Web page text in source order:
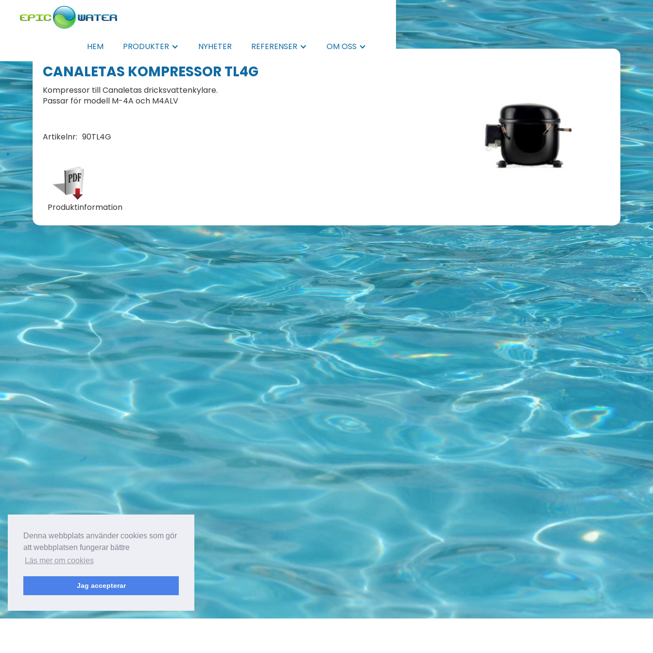
Denna webbplats använder cookies som gör
att webbplatsen fungerar bättre
Läs mer om cookies
Jag accepterar
HEM PRODUKTER NYHETER REFERENSER OM OSS
CANALETAS KOMPRESSOR TL4G
Kompressor till Canaletas dricksvattenkylare.
Passar för modell M-4A och M4ALV
Artikelnr: 90TL4G
Produktinformation